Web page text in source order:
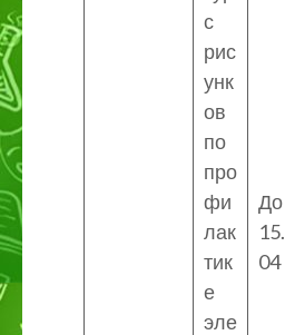
с
рис
унк
ов
по
про
фи
лак
тик
е
эле
До
15.
04